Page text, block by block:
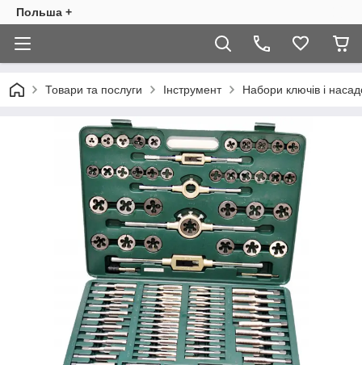
Польша +
Товари та послуги Інструмент Набори ключів і